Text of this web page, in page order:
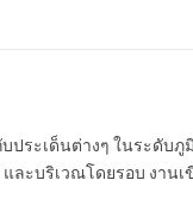
บประเด็นต่างๆ ในระดั
และบริเวณโดยรอบ งา